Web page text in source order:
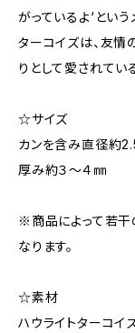
がっているよ‘とい
ターコイズは、友情
りとして愛されてい
☆サイズ
カンを含み直径約
厚み約３～４㎜
※商品によって若干
なります。
☆素材
ハウライトターコイ